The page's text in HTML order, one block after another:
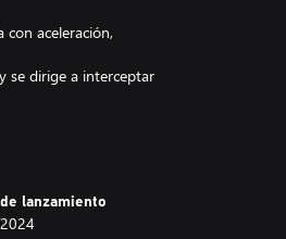
aceleración,
se dirige a interceptar
aviones enemigos
de lanzamiento